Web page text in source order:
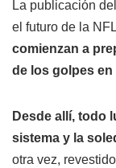
La publicación
el futuro de la
comienzan a
de los golpes
Desde allí, todo
sistema y la
otra vez,